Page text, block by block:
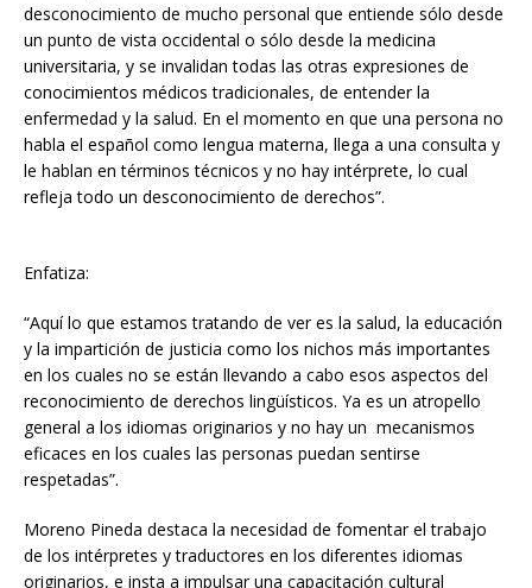
desconocimiento de mucho personal que entiende sólo desde
un punto de vista occidental o sólo desde la medicina
universitaria, y se invalidan todas las otras expresiones de
conocimientos médicos tradicionales, de entender la
enfermedad y la salud. En el momento en que una persona no
habla el español como lengua materna, llega a una consulta y
le hablan en términos técnicos y no hay intérprete, lo cual
refleja todo un desconocimiento de derechos”.
Enfatiza:
“Aquí lo que estamos tratando de ver es la salud, la educación
y la impartición de justicia como los nichos más importantes
en los cuales no se están llevando a cabo esos aspectos del
reconocimiento de derechos lingüísticos. Ya es un atropello
general a los idiomas originarios y no hay un mecanismos
eficaces en los cuales las personas puedan sentirse
respetadas”.
Moreno Pineda destaca la necesidad de fomentar el trabajo
de los intérpretes y traductores en los diferentes idiomas
originarios, e insta a impulsar una capacitación cultural